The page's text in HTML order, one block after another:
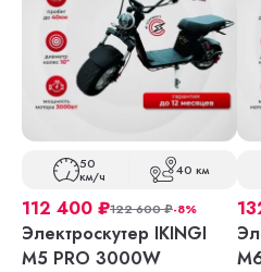
50
км/ч 40 км
112 400 ₽122 600₽-8%
Электроскутер IKINGI
M5 PRO 3000W